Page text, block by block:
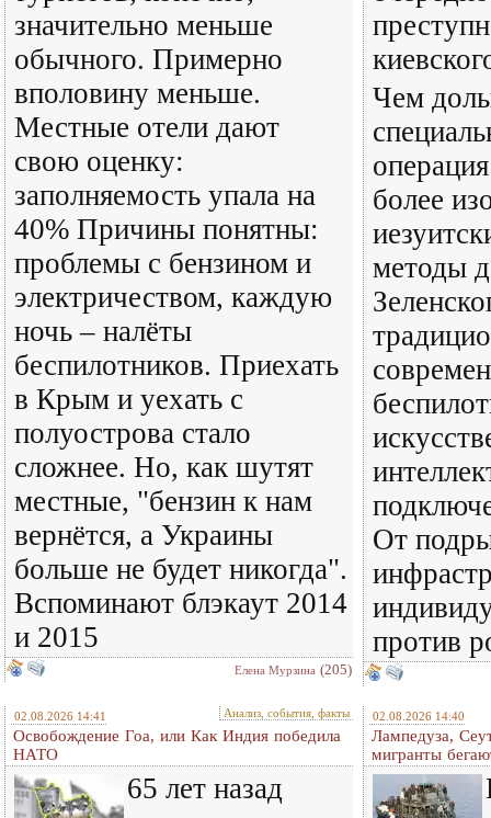
значительно меньше
обычного. Примерно
вполовину меньше.
Местные отели дают
свою оценку:
заполняемость упала на
40% Причины понятны:
проблемы с бензином и
электричеством, каждую
ночь – налёты
беспилотников. Приехать
в Крым и уехать с
полуострова стало
сложнее. Но, как шутят
местные, "бензин к нам
вернётся, а Украины
больше не будет никогда".
Вспоминают блэкаут 2014
и 2015
Елена Мурзина (205)
Чем
более
методы
От
против
02.08.2026 14:41 Анализ, события, факты
Освобождение Гоа, или Как Индия победила
НАТО
65 лет назад
02.08.2026 14:40
Лампедуза,
мигранты